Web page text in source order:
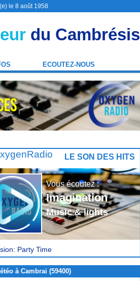
le 8 août 1958
du Cambrésis
ECOUTEZ-NOUS
LE SON DES HITS
Vous écoutez :
Imagination
Music & lights
Party Time
à Cambrai (59400)